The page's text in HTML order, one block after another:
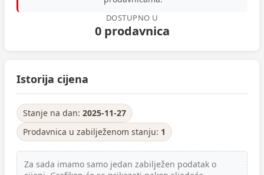
DOSTUPNO U
0 prodavnica
Istorija cijena
Stanje na dan: 2025-11-27
Prodavnica u zabilježenom stanju: 1
Za sada imamo samo jedan zabilježen podatak o